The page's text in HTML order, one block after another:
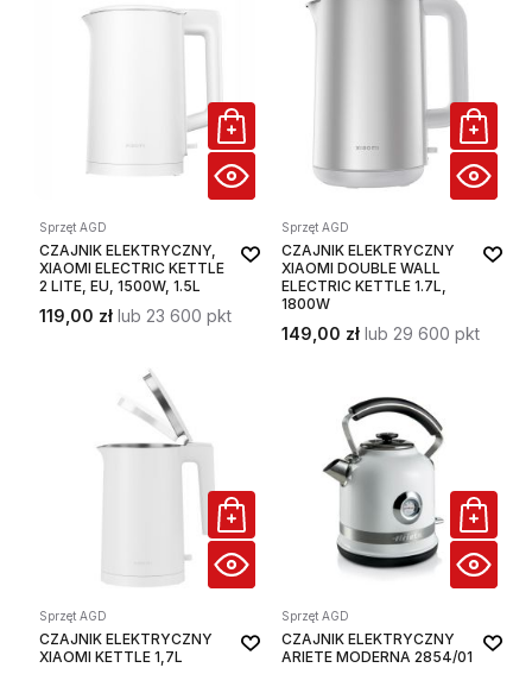
Sprzęt AGD
CZAJNIK ELEKTRYCZNY,
XIAOMI ELECTRIC KETTLE
2 LITE, EU, 1500W, 1.5L
119,00 zł lub 23 600 pkt
Sprzęt AGD
CZAJNIK ELEKTRYCZNY
XIAOMI DOUBLE WALL
ELECTRIC KETTLE 1.7L,
1800W
149,00 zł lub 29 600 pkt
Sprzęt AGD
CZAJNIK ELEKTRYCZNY
XIAOMI KETTLE 1,7L
Sprzęt AGD
CZAJNIK ELEKTRYCZNY
ARIETE MODERNA 2854/01